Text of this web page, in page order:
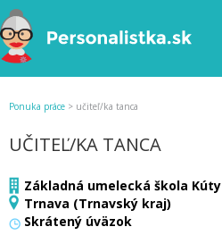
Ponuka práce > učiteľ/ka tanca
UČITEĽ/KA TANCA
Základná umelecká škola Kúty
Trnava (Trnavský kraj)
Skrátený úväzok